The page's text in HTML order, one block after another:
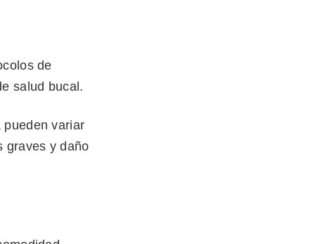
de
salud bucal.
pueden variar
graves y daño